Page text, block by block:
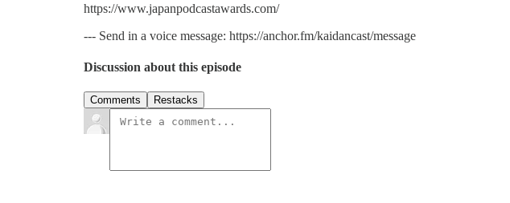
https://www.japanpodcastawards.com/
--- Send in a voice message: https://anchor.fm/kaidancast/message
Discussion about this episode
Comments Restacks